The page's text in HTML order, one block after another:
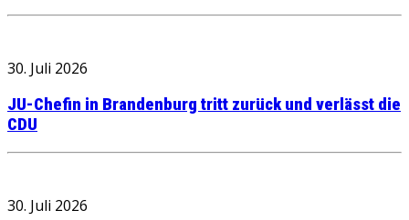
30. Juli 2026
JU-Chefin in Brandenburg tritt zurück und verlässt die
CDU
30. Juli 2026